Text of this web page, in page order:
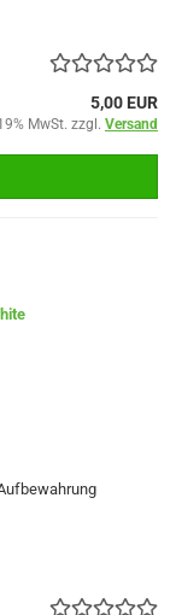
5,00 EUR
MwSt. zzgl. Versand